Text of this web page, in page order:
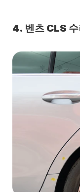
4. 벤츠 CLS